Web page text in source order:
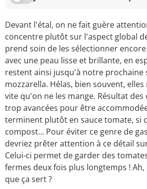
Devant l'étal, on ne fait guère
concentre plutôt sur l'aspect global
prend soin de les sélectionner
avec une peau lisse et brillante, en
restent ainsi jusqu'à notre prochaine
mozzarella. Hélas, bien souvent,
vite qu'on ne les mange. Résultat
trop avancées pour être
terminent plutôt en sauce tomate, si
compost… Pour éviter ce genre de
devriez prêter attention à ce détail
Celui-ci permet de garder des
fermes deux fois plus longtemps ! Ah,
que ça sert ?